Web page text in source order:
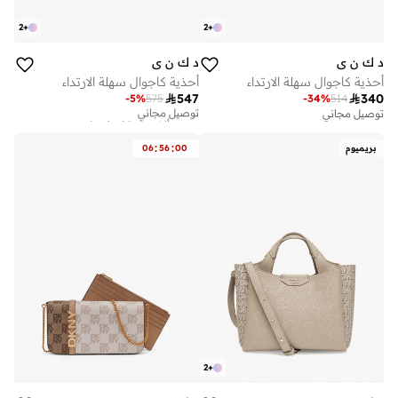
+
2
د ك ن ي
أحذية كاجوال سهلة الارتداء
340
514
-34%
توصيل مجاني
+
2
د ك ن ي
أحذية كاجوال سهلة الارتداء
547
575
-5%
توصيل مجاني
تم بيع أكثر من 20 مؤخرا
بريميوم
+
2
06:56:00